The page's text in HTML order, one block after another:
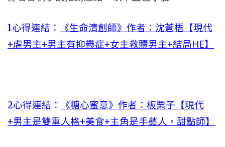
1心得連結：
《生命清創師》作者：沈蒼梧【現代
+虐男主+男主有抑鬱症+女主救贖男主+結局HE】
2心得連結：
《糖心蜜意》作者：板栗子【現代
+男主是雙重人格+美食+主角是手藝人，甜點師】